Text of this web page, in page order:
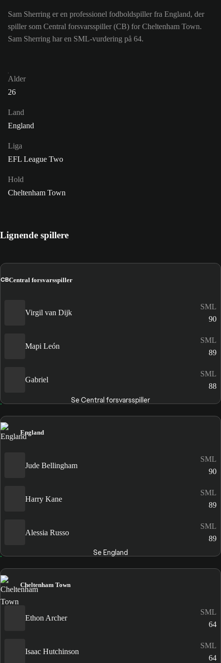
Sam Sherring er en professionel fodboldspiller fra England, der
spiller som Central forsvarsspiller (CB) for Cheltenham Town.
Sam Sherring har en SML-vurdering på 64.
Alder
26
Land
England
Liga
EFL League Two
Hold
Cheltenham Town
Lignende spillere
CBCentral forsvarsspiller
Virgil van Dijk
SML
90
Mapi León
SML
89
Gabriel
SML
88
Se Central forsvarsspiller
England
Jude Bellingham
SML
90
Harry Kane
SML
89
Alessia Russo
SML
89
Se England
Cheltenham Town
Ethon Archer
SML
64
Isaac Hutchinson
SML
64